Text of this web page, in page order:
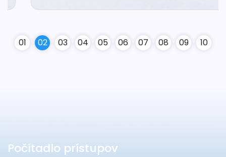
01 02 03 04 05 06 07 08 09 10
Počítadlo prístupov